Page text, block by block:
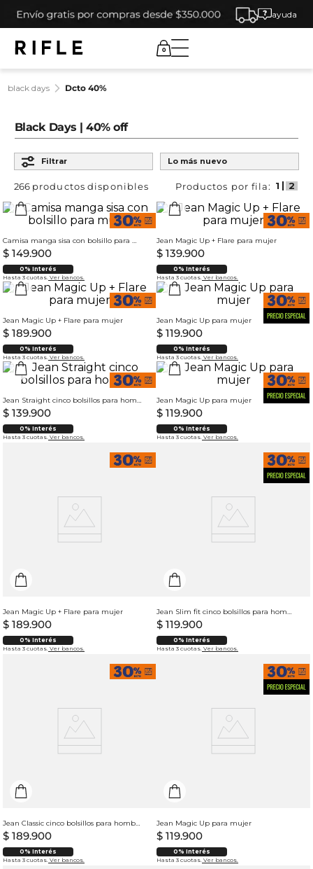
ayuda
0
black days dcto 40%
Black Days | 40% off
Filtrar
Lo más nuevo
266 productos
Camisa manga sisa con bolsillo para mujer
$ 149.900
0% Interés
Hasta 3 cuotas. Ver bancos.
Jean Magic Up + Flare para mujer
$ 139.900
0% Interés
Hasta 3 cuotas. Ver bancos.
Jean Magic Up + Flare para mujer
$ 189.900
0% Interés
Hasta 3 cuotas. Ver bancos.
Jean Magic Up para mujer
$ 119.900
0% Interés
Hasta 3 cuotas. Ver bancos.
Jean Straight cinco bolsillos para hombre
$ 139.900
0% Interés
Hasta 3 cuotas. Ver bancos.
Jean Magic Up para mujer
$ 119.900
0% Interés
Hasta 3 cuotas. Ver bancos.
Jean Magic Up + Flare para mujer
$ 189.900
0% Interés
Hasta 3 cuotas. Ver bancos.
Jean Slim fit cinco bolsillos para hombre
$ 119.900
0% Interés
Hasta 3 cuotas. Ver bancos.
Jean Classic cinco bolsillos para hombre
$ 189.900
0% Interés
Hasta 3 cuotas. Ver bancos.
Jean Magic Up para mujer
$ 119.900
0% Interés
Hasta 3 cuotas. Ver bancos.